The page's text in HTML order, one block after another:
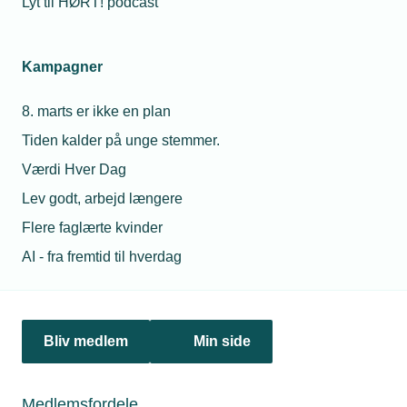
Kampagner
8. marts er ikke en plan
Tiden kalder på unge stemmer.
Værdi Hver Dag
Lev godt, arbejd længere
Flere faglærte kvinder
AI - fra fremtid til hverdag
Bliv medlem Min side
Fire TEKNIQ-piloter i Projekt Smart Home
Installationsbranchen er i den grad repræsenteret i Aarhus
BSS' Projekt Smart Home. Fire af de 12 virksomheder,
som deltager i pilotprojektet, er TEKNIQ-medlemmer.